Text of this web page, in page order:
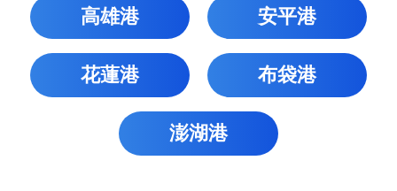
高雄港 安平港
花蓮港 布袋港
澎湖港